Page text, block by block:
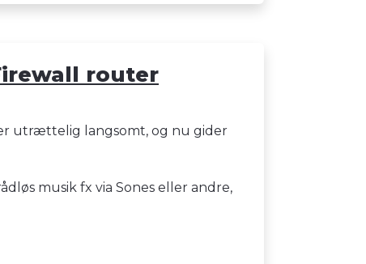
router
utrættelig langsomt, og nu gider
musik fx via Sones eller andre,